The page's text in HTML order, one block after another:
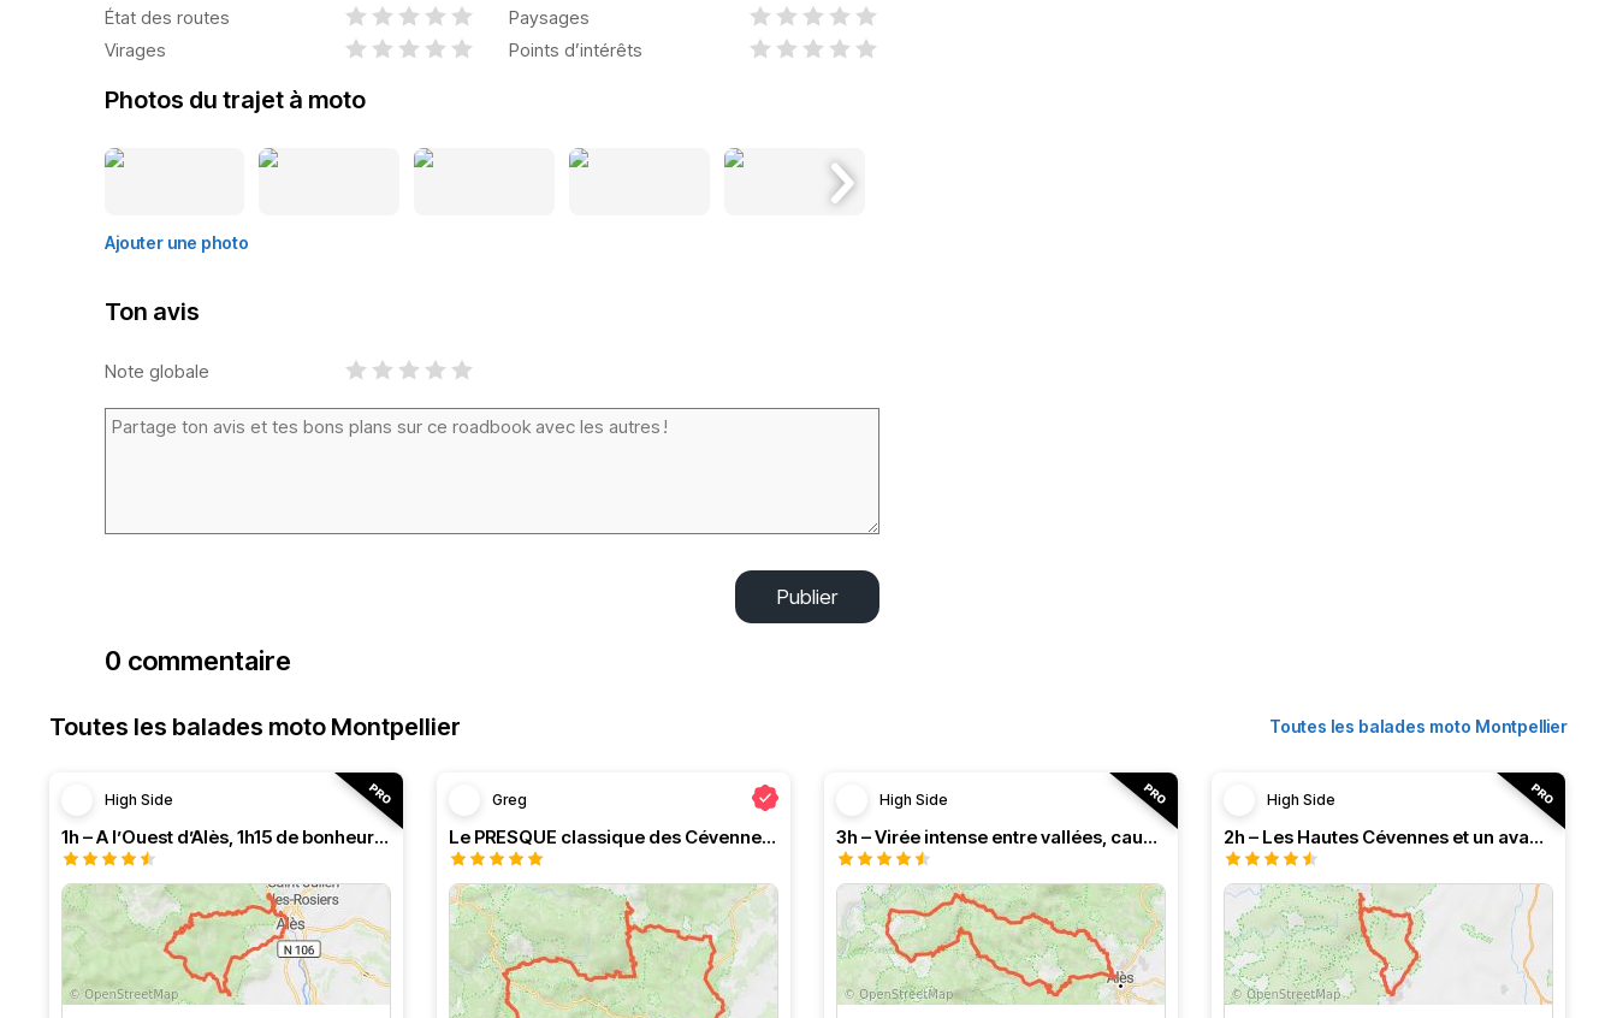
État des routes
Paysages
Virages
Points d’intérêts
Photos du trajet à moto
Ajouter une photo
Ton avis
Note globale
Publier
0 commentaire
Toutes les balades moto Montpellier Toutes les balades moto Montpellier
High Side
1h – A l’Ouest d’Alès, 1h15 de bonheur (HSRF23)
Greg
Le PRESQUE classique des Cévennes par Greg
High Side
3h – Virée intense entre vallées, causses et monts (HSRF24)
High Side
2h – Les Hautes Cévennes et un avant-goût d'Ardèche (HSRF24)